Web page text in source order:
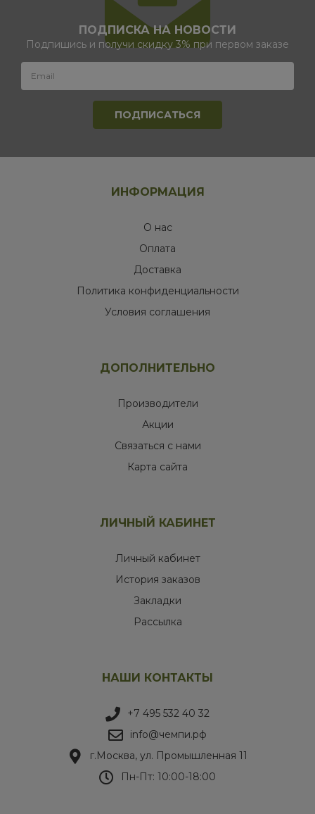
ПОДПИСКА НА НОВОСТИ
Подпишись и получи скидку 3% при первом заказе
ИНФОРМАЦИЯ
О нас
Оплата
Доставка
Политика конфиденциальности
Условия соглашения
ДОПОЛНИТЕЛЬНО
Производители
Акции
Связаться с нами
Карта сайта
ЛИЧНЫЙ КАБИНЕТ
Личный кабинет
История заказов
Закладки
Рассылка
НАШИ КОНТАКТЫ
+7 495 532 40 32
info@чемпи.рф
г.Москва, ул. Промышленная 11
Пн-Пт: 10:00-18:00